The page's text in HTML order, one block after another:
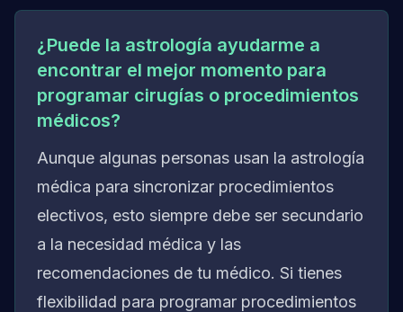
¿Puede la astrología ayudarme a
encontrar el mejor momento para
programar cirugías o procedimientos
médicos?
Aunque algunas personas usan la astrología
médica para sincronizar procedimientos
electivos, esto siempre debe ser secundario
a la necesidad médica y las
recomendaciones de tu médico. Si tienes
flexibilidad para programar procedimientos